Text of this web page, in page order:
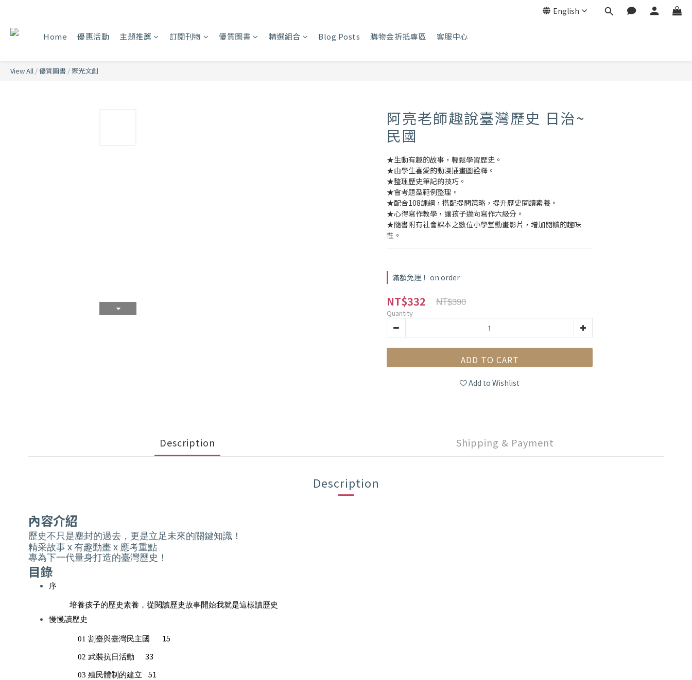
English
Home 優惠活動 主題推薦 訂閱刊物 優質圖書 精選組合 Blog Posts 購物金折抵專區 客服中心
View All /優質圖書 /聚光文創
阿亮老師趣說臺灣歷史 日治~
民國
★生動有趣的故事，輕鬆學習歷史。
★由學生喜愛的動漫插畫圖詮釋。
★整理歷史筆記的技巧。
★會考題型範例整理。
★配合108課綱，搭配提問策略，提升歷史閱讀素養。
★心得寫作教學，讓孩子邁向寫作六級分。
★隨書附有社會課本之數位小學堂動畫影片，增加閱讀的趣味
性。
滿額免運！ on order
NT$332 NT$390
Quantity
ADD TO CART
Add to Wishlist
Description Shipping & Payment
Description
內容介紹
歷史不只是塵封的過去，更是立足未來的關鍵知識！
精采故事 x 有趣動畫 x 應考重點
專為下一代量身打造的臺灣歷史！
目錄
序
培養孩子的歷史素養，從閱讀歷史故事開始我就是這樣讀歷史
慢慢讀歷史
01 割臺與臺灣民主國 15
02 武裝抗日活動 33
03 殖民體制的建立 51